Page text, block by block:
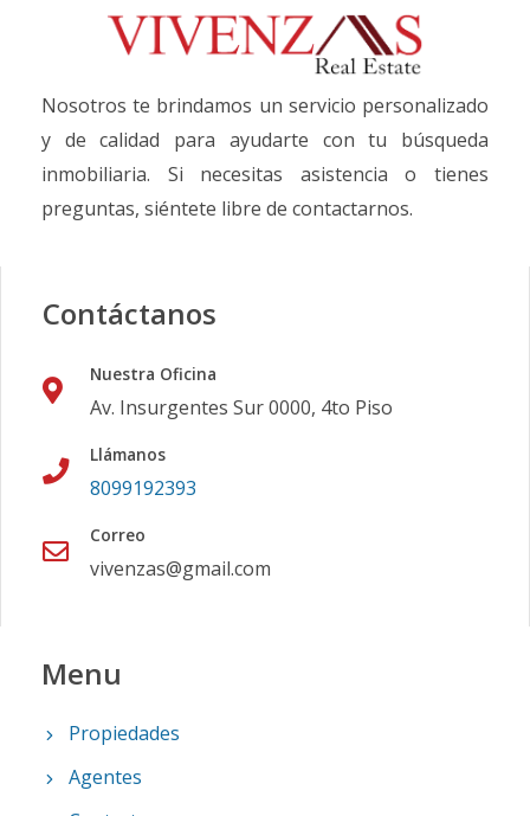
Nosotros te brindamos un servicio personalizado
y de calidad para ayudarte con tu búsqueda
inmobiliaria. Si necesitas asistencia o tienes
preguntas, siéntete libre de contactarnos.
Contáctanos
Nuestra Oficina
Av. Insurgentes Sur 0000, 4to Piso
Llámanos
8099192393
Correo
vivenzas@gmail.com
Menu
Propiedades
Agentes